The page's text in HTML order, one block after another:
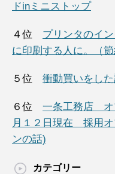
ドinミニストップ
４位 プリンタのイ
に印刷する人に。（節
５位 衝動買いをし
６位 一条工務店 オ
月１２日現在 採用オ
ンの話)
カテゴリー